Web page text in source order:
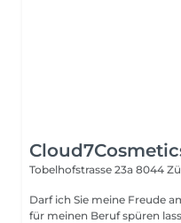
Tobelhofstrasse 23a 8044
Darf ich Sie meine Freude
für meinen Beruf spüren